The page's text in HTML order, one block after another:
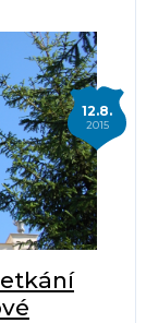
12.8.
2015